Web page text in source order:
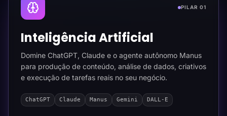
PILAR 01
Inteligência Artificial
Domine ChatGPT, Claude e o agente autônomo Manus
para produção de conteúdo, análise de dados, criativos
e execução de tarefas reais no seu negócio.
ChatGPT Claude Manus Gemini DALL-E